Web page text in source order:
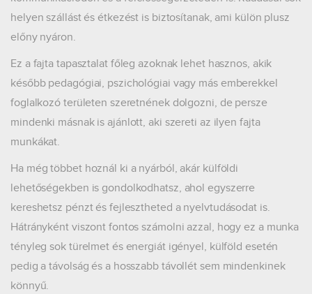
helyen szállást és étkezést is biztosítanak, ami külön plusz
előny nyáron.
Ez a fajta tapasztalat főleg azoknak lehet hasznos, akik
később pedagógiai, pszichológiai vagy más emberekkel
foglalkozó területen szeretnének dolgozni, de persze
mindenki másnak is ajánlott, aki szereti az ilyen fajta
munkákat.
Ha még többet hoznál ki a nyárból, akár külföldi
lehetőségekben is gondolkodhatsz, ahol egyszerre
kereshetsz pénzt és fejlesztheted a nyelvtudásodat is.
Hátrányként viszont fontos számolni azzal, hogy ez a munka
tényleg sok türelmet és energiát igényel, külföld esetén
pedig a távolság és a hosszabb távollét sem mindenkinek
könnyű.